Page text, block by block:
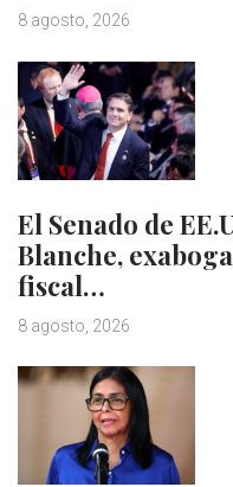
8 agosto, 2026
El Senado de
Blanche,
fiscal…
8 agosto, 2026